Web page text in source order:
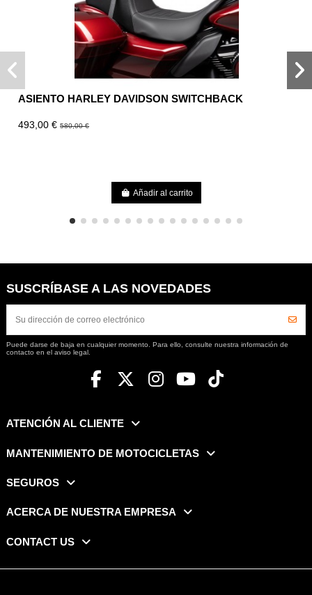
ASIENTO HARLEY DAVIDSON SWITCHBACK
493,00 €580,00 €
Añadir al carrito
SUSCRÍBASE A LAS NOVEDADES
Puede darse de baja en cualquier momento. Para ello, consulte nuestra información de
contacto en el aviso legal.
ATENCIÓN AL CLIENTE
MANTENIMIENTO DE MOTOCICLETAS
SEGUROS
ACERCA DE NUESTRA EMPRESA
CONTACT US